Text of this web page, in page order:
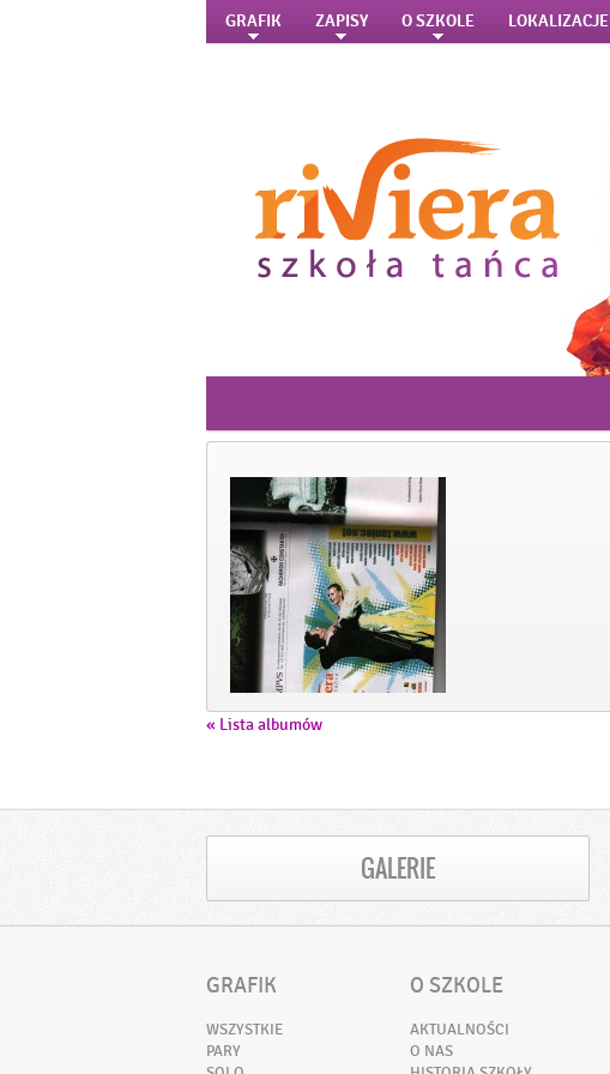
GRAFIK ZAPISY O SZKOLE LOKALIZACJE
« Lista albumów
GALERIE
GRAFIK
WSZYSTKIE
PARY
O SZKOLE
AKTUALNOŚCI
O NAS